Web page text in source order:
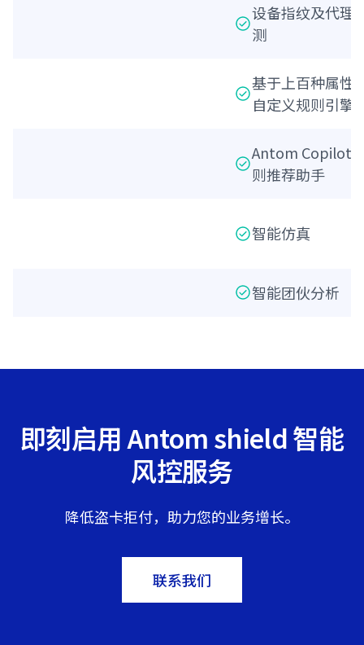
设备指纹及代理
测
基于上百种属性
自定义规则引擎
Antom Copilot
则推荐助手
智能仿真
智能团伙分析
即刻启用 Antom shield 智能
风控服务
降低盗卡拒付，助力您的业务增长。
联系我们